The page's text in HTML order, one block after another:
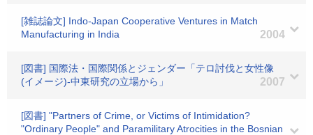
[雑誌論文] Indo-Japan Cooperative Ventures in Match
Manufacturing in India
2004
[図書] 国際法・国際関係とジェンダー「テロ討伐と女性像
(イメージ)-中東研究の立場から」
2007
[図書] "Partners of Crime, or Victims of Intimidation?
"Ordinary People" and Paramilitary Atrocities in the Bosnian